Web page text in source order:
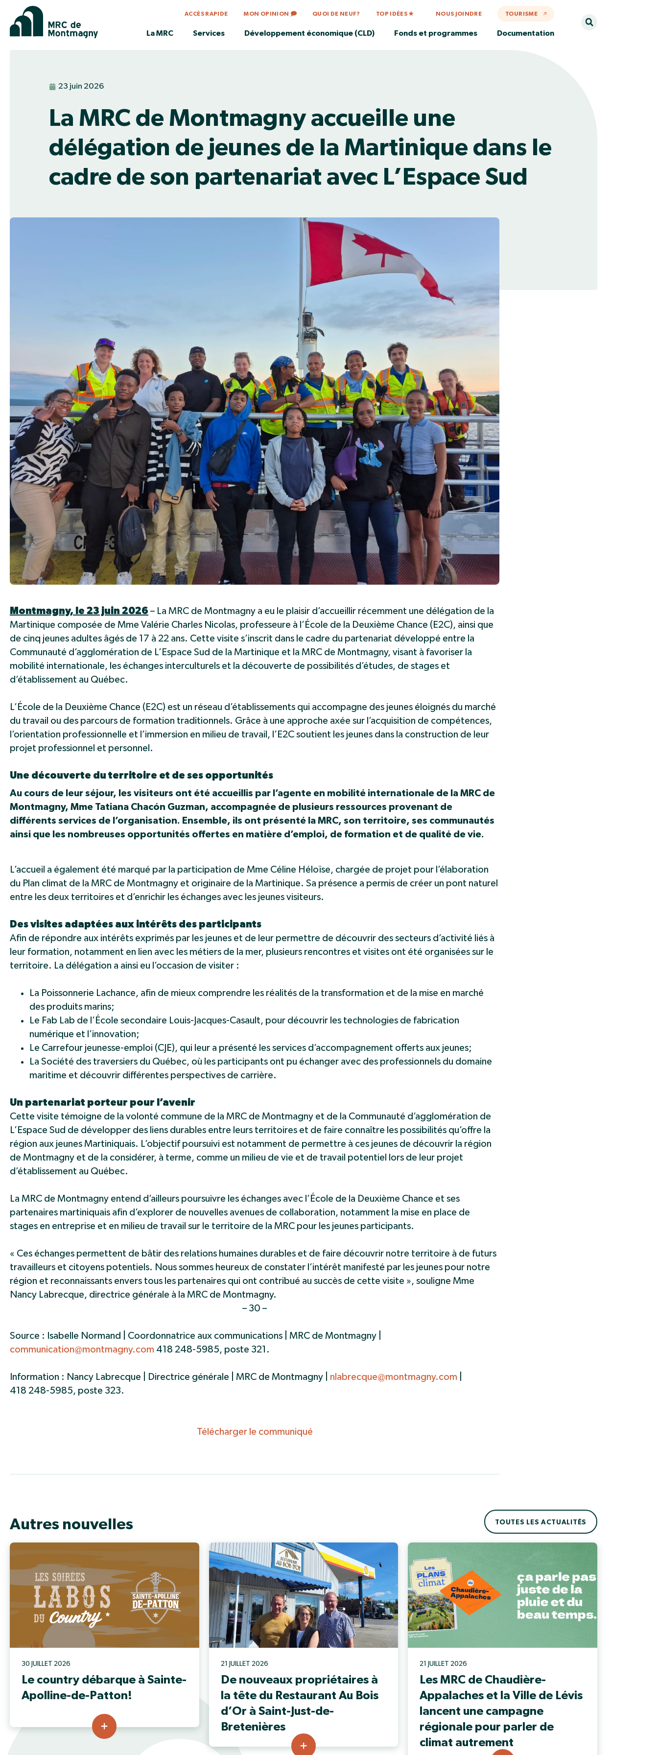
ACCÈS RAPIDE MON OPINION 🗩 QUOI DE NEUF? TOP IDÉES ★ NOUS JOINDRE TOURISME
La MRC Services Développement économique (CLD) Fonds et programmes Documentation
23 juin 2026
La MRC de Montmagny accueille une
délégation de jeunes de la Martinique dans le
cadre de son partenariat avec L’Espace Sud
Montmagny, le 23 juin 2026 – La MRC de Montmagny a eu le plaisir d’accueillir récemment une délégation de la
Martinique composée de Mme Valérie Charles Nicolas, professeure à l’École de la Deuxième Chance (E2C), ainsi que
de cinq jeunes adultes âgés de 17 à 22 ans. Cette visite s’inscrit dans le cadre du partenariat développé entre la
Communauté d’agglomération de L’Espace Sud de la Martinique et la MRC de Montmagny, visant à favoriser la
mobilité internationale, les échanges interculturels et la découverte de possibilités d’études, de stages et
d’établissement au Québec.
L’École de la Deuxième Chance (E2C) est un réseau d’établissements qui accompagne des jeunes éloignés du marché
du travail ou des parcours de formation traditionnels. Grâce à une approche axée sur l’acquisition de compétences,
l’orientation professionnelle et l’immersion en milieu de travail, l’E2C soutient les jeunes dans la construction de leur
projet professionnel et personnel.
Une découverte du territoire et de ses opportunités
Au cours de leur séjour, les visiteurs ont été accueillis par l’agente en mobilité internationale de la MRC de
Montmagny, Mme Tatiana Chacón Guzman, accompagnée de plusieurs ressources provenant de
différents services de l’organisation. Ensemble, ils ont présenté la MRC, son territoire, ses communautés
ainsi que les nombreuses opportunités offertes en matière d’emploi, de formation et de qualité de vie.
L’accueil a également été marqué par la participation de Mme Céline Héloïse, chargée de projet pour l’élaboration
du Plan climat de la MRC de Montmagny et originaire de la Martinique. Sa présence a permis de créer un pont naturel
entre les deux territoires et d’enrichir les échanges avec les jeunes visiteurs.
Des visites adaptées aux intérêts des participants
Afin de répondre aux intérêts exprimés par les jeunes et de leur permettre de découvrir des secteurs d’activité liés à
leur formation, notamment en lien avec les métiers de la mer, plusieurs rencontres et visites ont été organisées sur le
territoire. La délégation a ainsi eu l’occasion de visiter :
La Poissonnerie Lachance, afin de mieux comprendre les réalités de la transformation et de la mise en marché
des produits marins;
Le Fab Lab de l’École secondaire Louis-Jacques-Casault, pour découvrir les technologies de fabrication
numérique et l’innovation;
Le Carrefour jeunesse-emploi (CJE), qui leur a présenté les services d’accompagnement offerts aux jeunes;
La Société des traversiers du Québec, où les participants ont pu échanger avec des professionnels du domaine
maritime et découvrir différentes perspectives de carrière.
Un partenariat porteur pour l’avenir
Cette visite témoigne de la volonté commune de la MRC de Montmagny et de la Communauté d’agglomération de
L’Espace Sud de développer des liens durables entre leurs territoires et de faire connaître les possibilités qu’offre la
région aux jeunes Martiniquais. L’objectif poursuivi est notamment de permettre à ces jeunes de découvrir la région
de Montmagny et de la considérer, à terme, comme un milieu de vie et de travail potentiel lors de leur projet
d’établissement au Québec.
La MRC de Montmagny entend d’ailleurs poursuivre les échanges avec l’École de la Deuxième Chance et ses
partenaires martiniquais afin d’explorer de nouvelles avenues de collaboration, notamment la mise en place de
stages en entreprise et en milieu de travail sur le territoire de la MRC pour les jeunes participants.
« Ces échanges permettent de bâtir des relations humaines durables et de faire découvrir notre territoire à de futurs
travailleurs et citoyens potentiels. Nous sommes heureux de constater l’intérêt manifesté par les jeunes pour notre
région et reconnaissants envers tous les partenaires qui ont contribué au succès de cette visite », souligne Mme
Nancy Labrecque, directrice générale à la MRC de Montmagny.
– 30 –
Source : Isabelle Normand | Coordonnatrice aux communications | MRC de Montmagny |
communication@montmagny.com 418 248-5985, poste 321.
Information : Nancy Labrecque | Directrice générale | MRC de Montmagny | nlabrecque@montmagny.com
418 248-5985, poste 323.
Télécharger le communiqué
Autres nouvelles TOUTES LES ACTUALITÉS
30 JUILLET 2026
Le country débarque à Sainte-
Apolline-de-Patton!
21 JUILLET 2026
De nouveaux propriétaires à
la tête du Restaurant Au Bois
d’Or à Saint-Just-de-
Bretenières
21 JUILLET 2026
Les MRC de Chaudière-
Appalaches et la Ville de Lévis
lancent une campagne
régionale pour parler de
climat autrement